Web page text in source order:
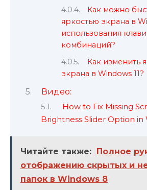
Как можно
яркостью экрана в
использования
комбинаций?
Как изменить
экрана в Windows 11?
Видео:
How to Fix Missing
Brightness Slider Option in
Читайте также: Полное
отображению скрытых и
папок в Windows 8